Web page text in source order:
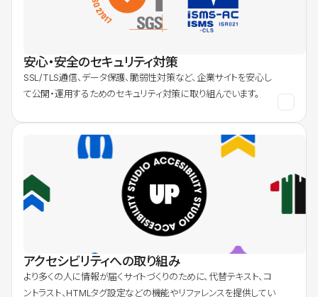
安心・安全のセキュリティ対策
SSL/TLS通信、データ保護、脆弱性対策など、企業サイトを安心し
て公開・運用するためのセキュリティ対策に取り組んでいます。
アクセシビリティへの取り組み
より多くの人に情報が届くサイトづくりのために、代替テキスト、コ
ントラスト、HTMLタグ設定などの機能やリファレンスを提供してい